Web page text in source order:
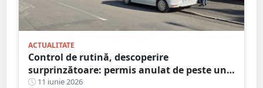
ACTUALITATE
Control de rutină, descoperire
surprinzătoare: permis anulat de peste un
deceniu și autoturism fără drept de
11 iunie 2026